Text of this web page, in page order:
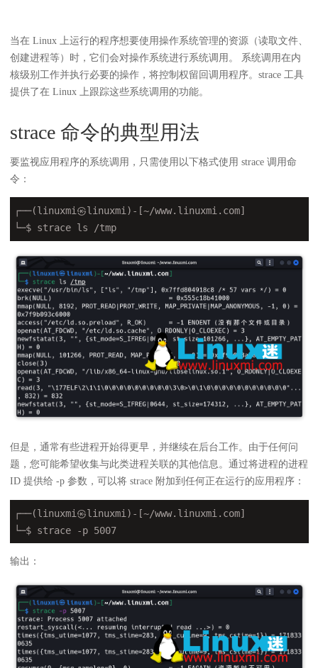
当在 Linux 上运行的程序想要使用操作系统管理的资源（读取文件、
创建进程等）时，它们会对操作系统进行系统调用。 系统调用在内
核级别工作并执行必要的操作，将控制权留回调用程序。strace 工具
提供了在 Linux 上跟踪这些系统调用的功能。
strace 命令的典型用法
要监视应用程序的系统调用，只需使用以下格式使用 strace 调用命
令：
┌──(linuxmi㉿linuxmi)-[~/www.linuxmi.com]
但是，通常有些进程开始得更早，并继续在后台工作。由于任何问
题，您可能希望收集与此类进程关联的其他信息。通过将进程的进程
ID 提供给 -p 参数，可以将 strace 附加到任何正在运行的应用程序：
┌──(linuxmi㉿linuxmi)-[~/www.linuxmi.com]
└─$ strace -p 5007
输出：